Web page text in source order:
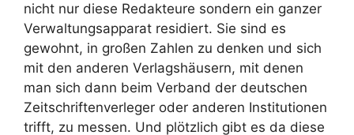
nicht nur diese Redakteure sondern ein ganzer
Verwaltungsapparat residiert. Sie sind es
gewohnt, in großen Zahlen zu denken und sich
mit den anderen Verlagshäusern, mit denen
man sich dann beim Verband der deutschen
Zeitschriftenverleger oder anderen Institutionen
trifft, zu messen. Und plötzlich gibt es da diese